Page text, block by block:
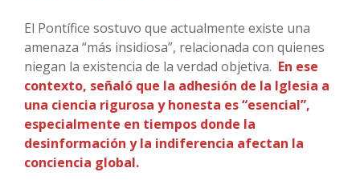
El Pontífice sostuvo que actualmente existe una
amenaza “más insidiosa”, relacionada con quienes
niegan la existencia de la verdad objetiva. En ese
contexto, señaló que la adhesión de la Iglesia a
una ciencia rigurosa y honesta es “esencial”,
especialmente en tiempos donde la
desinformación y la indiferencia afectan la
conciencia global.